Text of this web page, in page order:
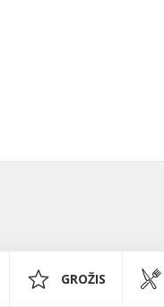
GROŽIS